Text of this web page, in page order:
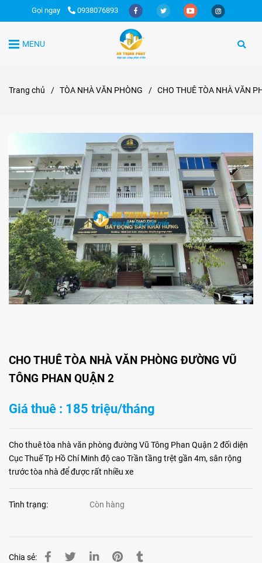
Gọi ngay 0938076893
MENU
Trang chủ / TÒA NHÀ VĂN PHÒNG / CHO THUÊ TÒA NHÀ VĂN
CHO THUÊ TÒA NHÀ VĂN PHÒNG ĐƯỜNG VŨ
TÔNG PHAN QUẬN 2
Giá thuê : 185 triệu/tháng
Cho thuê tòa nhà văn phòng đường Vũ Tông Phan Quận 2 đối diện
Cục Thuế Tp Hồ Chí Minh độ cao Trần tầng trệt gần 4m, sân rộng
trước tòa nhà để được rất nhiều xe
Tình trạng: Còn hàng
Chia sẻ: